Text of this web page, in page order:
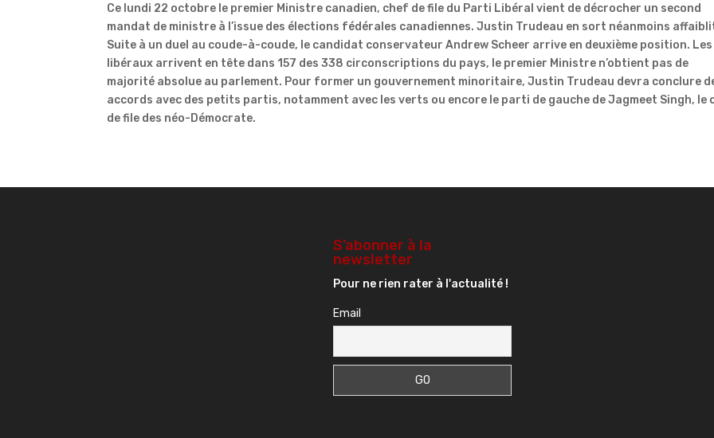
Ce lundi 22 octobre le premier Ministre canadien, chef de file du Parti Libéral vient de décrocher un second
mandat de ministre à l’issue des élections fédérales canadiennes. Justin Trudeau en sort néanmoins
Suite à un duel au coude-à-coude, le candidat conservateur Andrew Scheer arrive en deuxième position. Les
libéraux arrivent en tête dans 157 des 338 circonscriptions du pays, le premier Ministre n’obtient pas de
majorité absolue au parlement. Pour former un gouvernement minoritaire, Justin Trudeau devra conclure
accords avec des petits partis, notamment avec les verts ou encore le parti de gauche de Jagmeet Singh, le
de file des néo-Démocrate.
S’abonner à la
newsletter
Pour ne rien rater à l'actualité !
Email